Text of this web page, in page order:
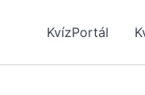
KvízPortál